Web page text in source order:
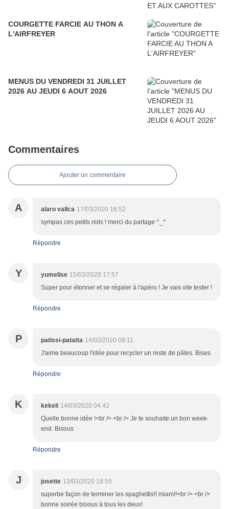
COURGETTE FARCIE AU THON A
L'AIRFREYER
MENUS DU VENDREDI 31 JUILLET
2026 AU JEUDI 6 AOUT 2026
Commentaires
Ajouter un commentaire
A alaro vallca 17/03/2020 16:52
sympas ces petits nids ! merci du partage ^_^
Répondre
Y yumelise 15/03/2020 17:57
Super pour étonner et se régaler à l'apéro ! Je vais vite tester !
Répondre
P patissi-patatta 14/03/2020 09:11
J'aime beaucoup l'idée pour recycler un reste de pâtes. Bises
Répondre
K kekeli 14/03/2020 04:42
Quelle bonne idée !<br /> <br /> Je te souhaite un bon week-
end. Bisous
Répondre
J josette 13/03/2020 18:55
superbe façon de terminer les spaghettis!! miam!!<br /> <br />
bonne soirée bisous à tous les deux!